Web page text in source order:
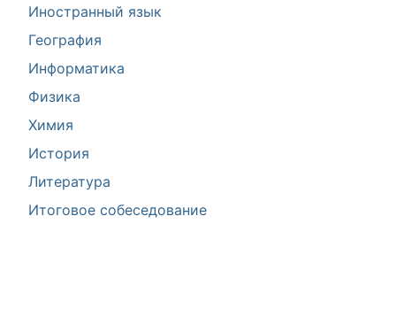
Иностранный язык
География
Информатика
Физика
Химия
История
Литература
Итоговое собеседование